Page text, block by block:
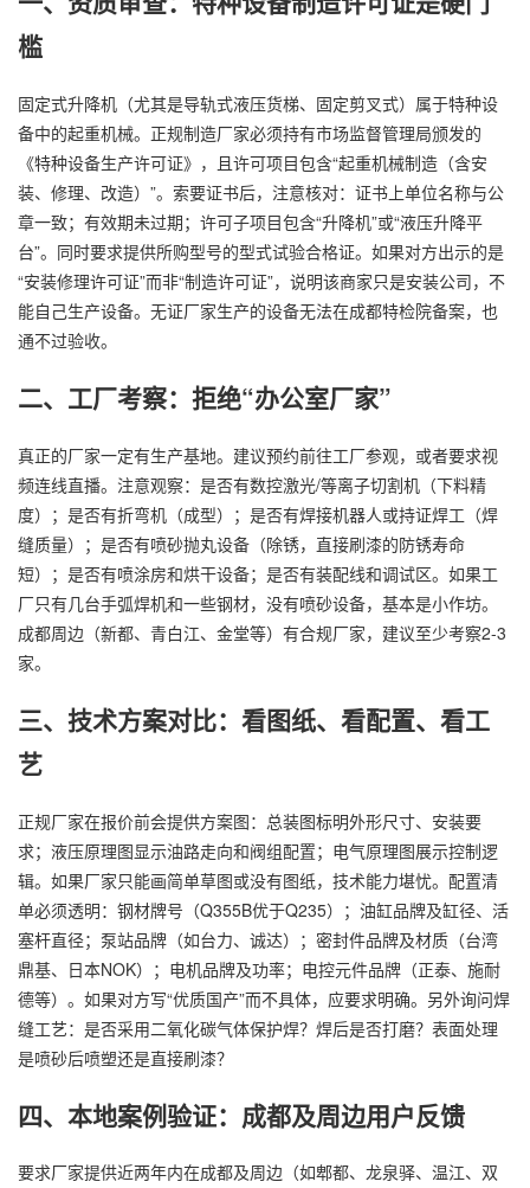
槛
固定式升降机（尤其是导轨式液压货梯、固定剪叉式）属于特种设
备中的起重机械。正规制造厂家必须持有市场监督管理局颁发的
《特种设备生产许可证》，且许可项目包含“起重机械制造（含安
装、修理、改造）”。索要证书后，注意核对：证书上单位名称与公
章一致；有效期未过期；许可子项目包含“升降机”或“液压升降平
台”。同时要求提供所购型号的型式试验合格证。如果对方出示的是
“安装修理许可证”而非“制造许可证”，说明该商家只是安装公司，不
能自己生产设备。无证厂家生产的设备无法在成都特检院备案，也
通不过验收。
二、工厂考察：拒绝“办公室厂家”
真正的厂家一定有生产基地。建议预约前往工厂参观，或者要求视
频连线直播。注意观察：是否有数控激光/等离子切割机（下料精
度）；是否有折弯机（成型）；是否有焊接机器人或持证焊工（焊
缝质量）；是否有喷砂抛丸设备（除锈，直接刷漆的防锈寿命
短）；是否有喷涂房和烘干设备；是否有装配线和调试区。如果工
厂只有几台手弧焊机和一些钢材，没有喷砂设备，基本是小作坊。
成都周边（新都、青白江、金堂等）有合规厂家，建议至少考察2-3
家。
三、技术方案对比：看图纸、看配置、看工
艺
正规厂家在报价前会提供方案图：总装图标明外形尺寸、安装要
求；液压原理图显示油路走向和阀组配置；电气原理图展示控制逻
辑。如果厂家只能画简单草图或没有图纸，技术能力堪忧。配置清
单必须透明：钢材牌号（Q355B优于Q235）；油缸品牌及缸径、活
塞杆直径；泵站品牌（如台力、诚达）；密封件品牌及材质（台湾
鼎基、日本NOK）；电机品牌及功率；电控元件品牌（正泰、施耐
德等）。如果对方写“优质国产”而不具体，应要求明确。另外询问焊
缝工艺：是否采用二氧化碳气体保护焊？焊后是否打磨？表面处理
是喷砂后喷塑还是直接刷漆？
四、本地案例验证：成都及周边用户反馈
要求厂家提供近两年内在成都及周边（如郫都、龙泉驿、温江、双